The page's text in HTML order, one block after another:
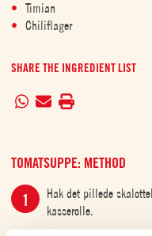
Timian
Chiliflager
SHARE THE INGREDIENT LIST
TOMATSUPPE: METHOD
Hak det pillede
kasserolle.